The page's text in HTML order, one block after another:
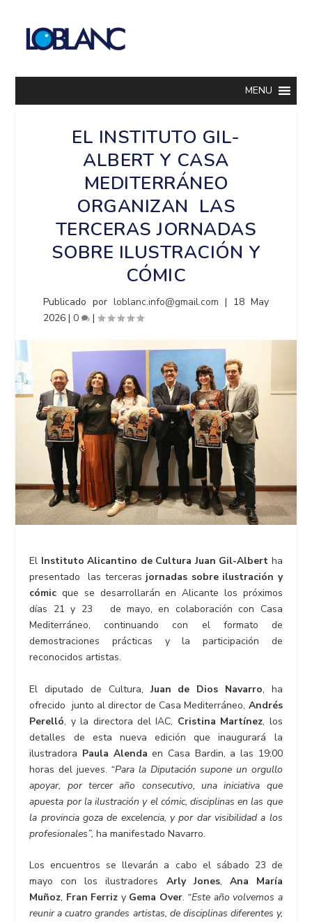
MENU
EL INSTITUTO GIL-
ALBERT Y CASA
MEDITERRÁNEO
ORGANIZAN LAS
TERCERAS JORNADAS
SOBRE ILUSTRACIÓN Y
CÓMIC
Publicado porloblanc.info@gmail.com | 18 May
2026 |0 |
El Instituto Alicantino de Cultura Juan Gil-Albert ha
presentado las terceras jornadas sobre ilustración y
cómic que se desarrollarán en Alicante los próximos
días 21 y 23 de mayo, en colaboración con Casa
Mediterráneo, continuando con el formato de
demostraciones prácticas y la participación de
reconocidos artistas.
El diputado de Cultura,Juan de Dios Navarro, ha
ofrecido junto al director de Casa Mediterráneo, Andrés
Perelló, y la directora del IAC, Cristina Martínez, los
detalles de esta nueva edición que inaugurará la
ilustradora Paula Alenda en Casa Bardin, a las 19:00
horas del jueves. “Para la Diputación supone un orgullo
apoyar, por tercer año consecutivo, una iniciativa que
apuesta por la ilustración y el cómic, disciplinas en las que
la provincia goza de excelencia, y por dar visibilidad a los
profesionales”, ha manifestado Navarro.
Los encuentros se llevarán a cabo el sábado 23 de
mayo con los ilustradores Arly Jones, Ana María
Muñoz, Fran Ferriz y Gema Over. “Este año volvemos a
reunir a cuatro grandes artistas, de disciplinas diferentes y,